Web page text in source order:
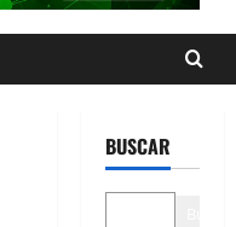
BUSCAR